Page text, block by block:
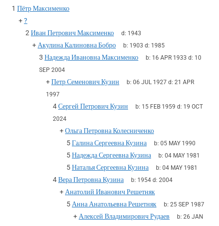
1 Пётр Максименко
+?
2 Иван Петрович Максименко d: 1943
+ Акулина Калиновна Бобро b: 1903 d: 1985
3 Надежда Ивановна Максименко b: 16 APR 1933 d: 10
SEP 2004
+Петр Семенович Кузин b: 06 JUL 1927d: 21 APR
1997
4Сергей Петрович Кузин b: 15 FEB 1959 d: 19 OCT
2024
+Ольга Петровна Колесниченко
5Галина Сергеевна Кузина b: 05 MAY 1990
5Надежда Сергеевна Кузина b: 04 MAY 1981
5Наталья Сергеевна Кузина b: 04 MAY 1981
4Вера Петровна Кузина b: 1954d: 2004
+ Анатолий Иванович Решетняк
5 Анна Анатольевна Решетняк b: 25 SEP 1987
+ Алексей Владимирович Рудаев b: 26 JAN